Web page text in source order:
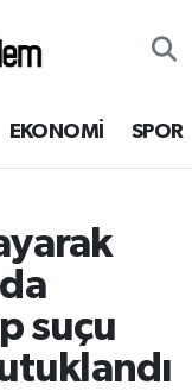
EKONOMİ SPOR
suçu